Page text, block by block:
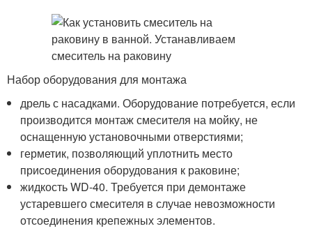
Набор оборудования для монтажа
дрель с насадками. Оборудование потребуется, если
производится монтаж смесителя на мойку, не
оснащенную установочными отверстиями;
герметик, позволяющий уплотнить место
присоединения оборудования к раковине;
жидкость WD-40. Требуется при демонтаже
устаревшего смесителя в случае невозможности
отсоединения крепежных элементов.